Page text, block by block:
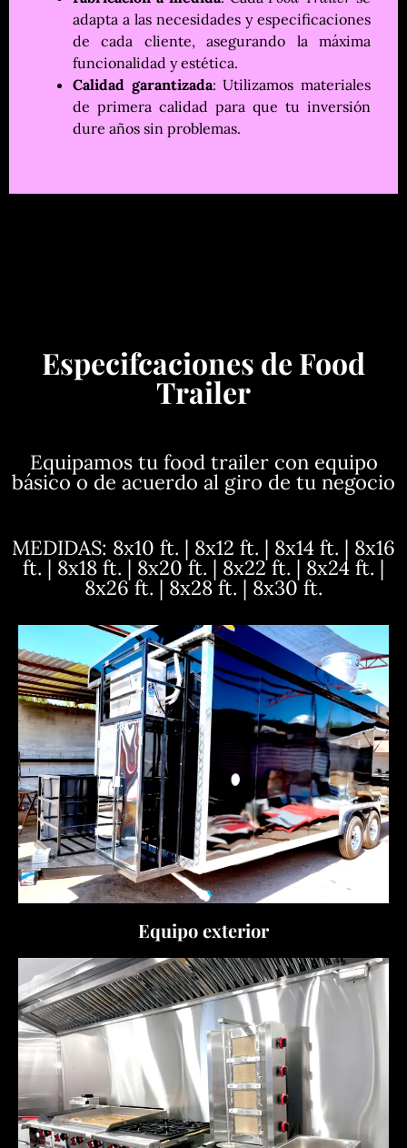
adapta a las necesidades y especificaciones
de cada cliente, asegurando la máxima
funcionalidad y estética.
Calidad garantizada: Utilizamos materiales
de primera calidad para que tu inversión
dure años sin problemas.
Especifcaciones de Food
Trailer
Equipamos tu food trailer con equipo
básico o de acuerdo al giro de tu negocio
MEDIDAS: 8x10 ft. | 8x12 ft. | 8x14 ft. | 8x16
ft. | 8x18 ft. | 8x20 ft. | 8x22 ft. | 8x24 ft. |
8x26 ft. | 8x28 ft. | 8x30 ft.
Equipo exterior